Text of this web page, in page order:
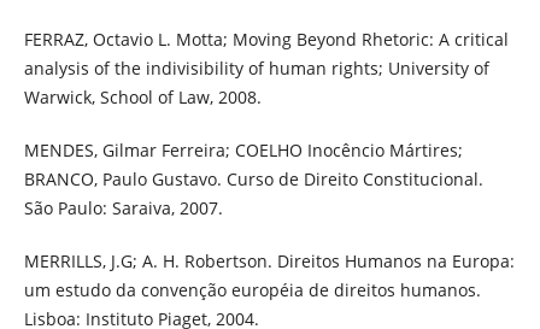
FERRAZ, Octavio L. Motta; Moving Beyond Rhetoric: A critical
analysis of the indivisibility of human rights; University of
Warwick, School of Law, 2008.
MENDES, Gilmar Ferreira; COELHO Inocêncio Mártires;
BRANCO, Paulo Gustavo. Curso de Direito Constitucional.
São Paulo: Saraiva, 2007.
MERRILLS, J.G; A. H. Robertson. Direitos Humanos na Europa:
um estudo da convenção européia de direitos humanos.
Lisboa: Instituto Piaget, 2004.